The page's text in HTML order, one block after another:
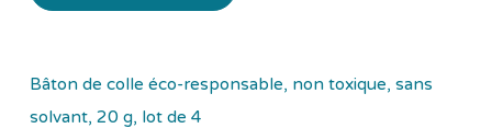
Bâton de colle éco-responsable, non toxique, sans
solvant, 20 g, lot de 4